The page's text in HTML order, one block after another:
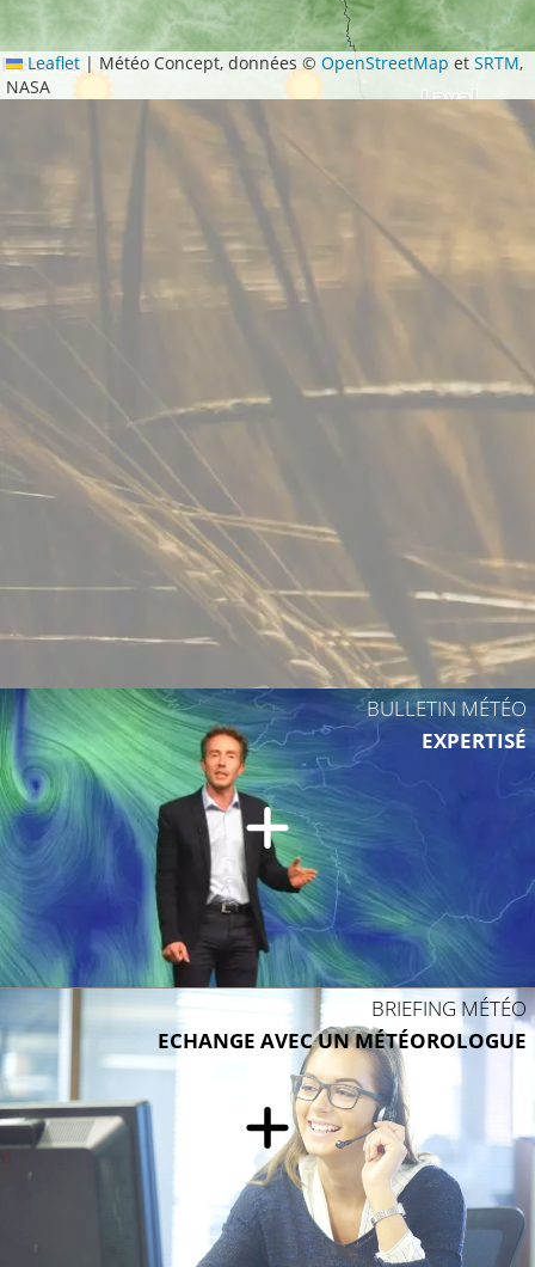
8°C
11°C
10°C
12°C
Leaflet | Météo Concept, données ©OpenStreetMap etSRTM,
NASA
BULLETIN MÉTÉO
EXPERTISÉ
BRIEFING MÉTÉO
ECHANGE AVEC UN MÉTÉOROLOGUE